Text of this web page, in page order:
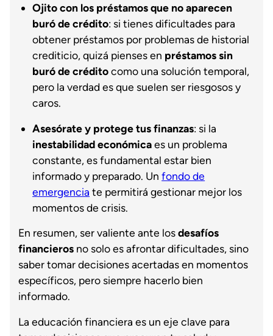
Ojito con los préstamos que no aparecen
buró de crédito: si tienes dificultades para
obtener préstamos por problemas de historial
crediticio, quizá pienses en préstamos sin
buró de créditocomo una solución temporal,
pero la verdad es que suelen ser riesgosos y
caros.
Asesórate y protege tus finanzas: si la
inestabilidad económicaes un problema
constante, es fundamental estar bien
informado y preparado. Unfondo de
emergencia te permitirá gestionar mejor los
momentos de crisis.
En resumen, ser valiente ante losdesafíos
financierosno solo es afrontar dificultades, sino
saber tomar decisiones acertadas en momentos
específicos, pero siempre hacerlo bien
informado.
La educación financiera es un eje clave para